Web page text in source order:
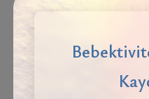
kategorilere ayrılabilir.
çocukların büyüme ve
önemli bir rol oynadığını